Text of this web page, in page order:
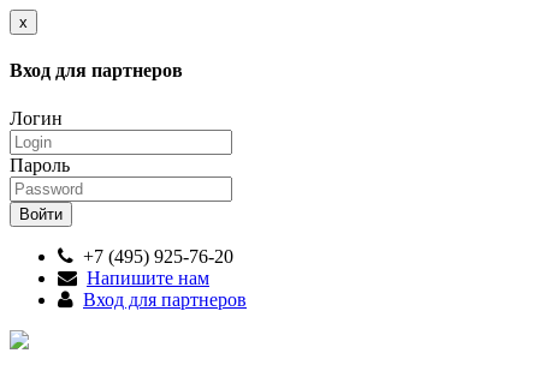
x
Вход для партнеров
Логин
Пароль
+7 (495) 925-76-20
Напишите нам
Вход для партнеров